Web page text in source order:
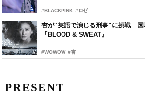
#BLACKPINK #ロゼ
杏が“英語で演じる刑事”に挑戦 国
『BLOOD & SWEAT』
#WOWOW #杏
PRESENT